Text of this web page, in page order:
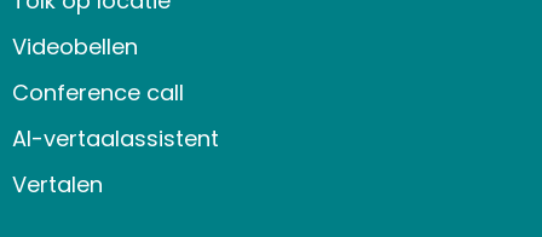
Videobellen
Conference call
AI-vertaalassistent
Vertalen